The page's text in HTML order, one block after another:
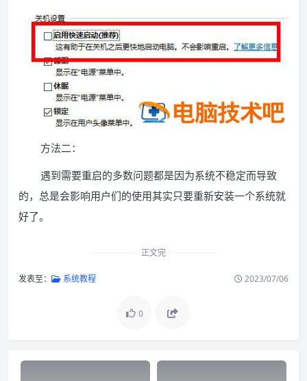
方法二：
遇到需要重启的多数问题都是因为系统不稳定而导致
的，总是会影响用户们的使用其实只要重新安装一个系统就
好了。
正文完
发表至： 系统教程 2023/07/06
0